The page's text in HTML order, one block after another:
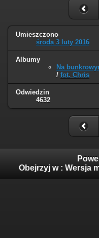
Umieszczono
środa 3 luty 2016
Albumy
Na
/ fot. Chris
Odwiedzin
4632
Obejrzyj w : Wersja